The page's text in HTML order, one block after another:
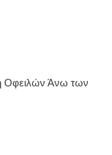
Οφειλών Άνω των